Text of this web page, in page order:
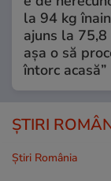
la 94 kg
ajuns la
așa o să
întorc acasă”
ȘTIRI
Știri România